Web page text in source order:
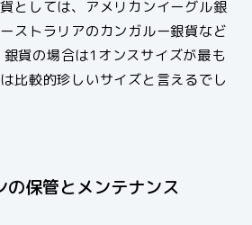
としては、アメリカンイーグル銀
ストラリアのカンガルー銀貨など
貨の場合は1オンスサイズが最も
比較的珍しいサイズと言えるでし
保管とメンテナンス